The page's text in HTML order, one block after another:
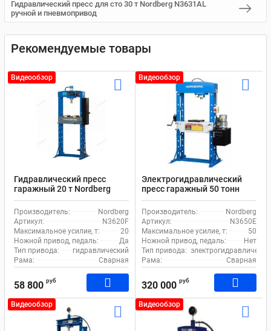
Гидравлический пресс для сто 30 т Nordberg N3631AL
ручной и пневмопривод
Рекомендуемые товары
Видеообзор
Гидравлический пресс
гаражный 20 т Nordberg
N3620F ручной и ножной
привод
Производитель:
Nordberg
Артикул:
N3620F
Максимальное усилие, т:
20
Ножной привод, педаль:
Да
Тип привода:
гидравлический
Рама:
Сварная
58 800 руб
Видеообзор
Электрогидравлический
пресс гаражный 50 тонн
Nordberg N3650E с
электроприводом 380В
Производитель:
Nordberg
Артикул:
N3650Е
Максимальное усилие, т:
50
Ножной привод, педаль:
Нет
Тип привода:
Рама:
Сварная
320 000 руб
Видеообзор Видеообзор